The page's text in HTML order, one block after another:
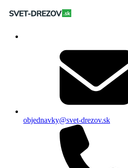
objednavky@svet-drezov.sk